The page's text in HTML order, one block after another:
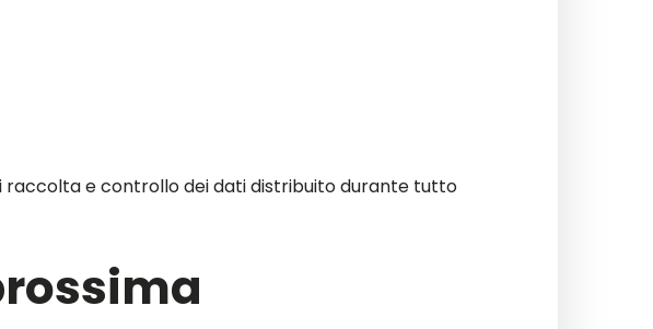
e controllo dei dati distribuito durante tutto